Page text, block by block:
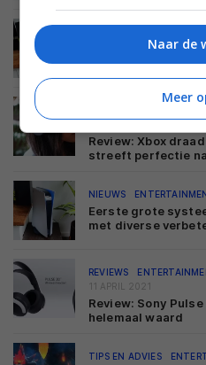
Systeemupdate
HDR op Samsung-
Review: Xbox
streeft perfectie na
NIEUWS
Eerste grote
met diverse
REVIEWS
11 APRIL 2021
Review: Sony
helemaal waard
TIPS EN ADVIES
Naar de
Meer